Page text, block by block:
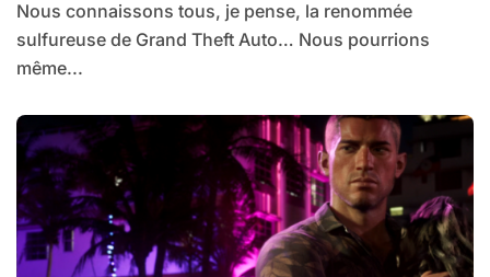
Nous connaissons tous, je pense, la renommée
sulfureuse de Grand Theft Auto… Nous pourrions
même...